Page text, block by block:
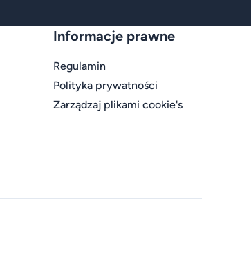
Informacje prawne
Regulamin
Polityka prywatności
Zarządzaj plikami cookie's